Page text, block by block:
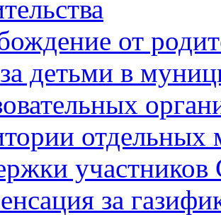
от
детьми в
за